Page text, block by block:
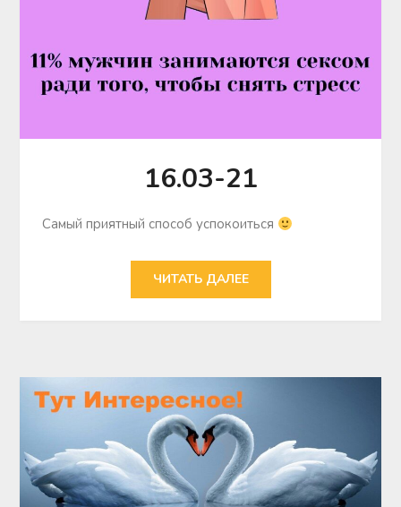
16.03-21
Самый приятный способ успокоиться
ЧИТАТЬ ДАЛЕЕ